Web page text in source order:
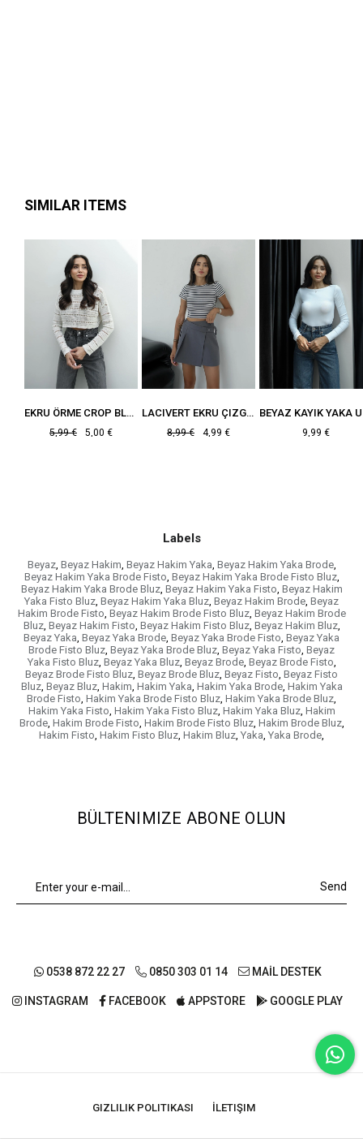
SIMILAR ITEMS
EKRU ÖRME CROP BLUZ
5,00 €
5,99 €
LACIVERT EKRU ÇIZGILI FITILLI BLUZ
4,99 €
8,99 € 9,99 €
Labels
Beyaz, Beyaz Hakim, Beyaz Hakim Yaka, Beyaz Hakim Yaka Brode,
Beyaz Hakim Yaka Brode Fisto, Beyaz Hakim Yaka Brode Fisto Bluz,
Beyaz Hakim Yaka Brode Bluz, Beyaz Hakim Yaka Fisto, Beyaz Hakim
Yaka Fisto Bluz, Beyaz Hakim Yaka Bluz, Beyaz Hakim Brode, Beyaz
Hakim Brode Fisto, Beyaz Hakim Brode Fisto Bluz, Beyaz Hakim Brode
Bluz, Beyaz Hakim Fisto, Beyaz Hakim Fisto Bluz, Beyaz Hakim Bluz,
Beyaz Yaka, Beyaz Yaka Brode, Beyaz Yaka Brode Fisto, Beyaz Yaka
Brode Fisto Bluz, Beyaz Yaka Brode Bluz, Beyaz Yaka Fisto, Beyaz
Yaka Fisto Bluz, Beyaz Yaka Bluz, Beyaz Brode, Beyaz Brode Fisto,
Beyaz Brode Fisto Bluz, Beyaz Brode Bluz, Beyaz Fisto, Beyaz Fisto
Bluz, Beyaz Bluz, Hakim, Hakim Yaka, Hakim Yaka Brode, Hakim Yaka
Brode Fisto, Hakim Yaka Brode Fisto Bluz, Hakim Yaka Brode Bluz,
Hakim Yaka Fisto, Hakim Yaka Fisto Bluz, Hakim Yaka Bluz, Hakim
Brode, Hakim Brode Fisto, Hakim Brode Fisto Bluz, Hakim Brode Bluz,
Hakim Fisto, Hakim Fisto Bluz, Hakim Bluz, Yaka, Yaka Brode,
BÜLTENIMIZE ABONE OLUN
Send
0538 872 22 27 0850 303 01 14 MAİL DESTEK
INSTAGRAM FACEBOOK APPSTORE GOOGLE PLAY
GIZLILIK POLITIKASI İLETIŞIM